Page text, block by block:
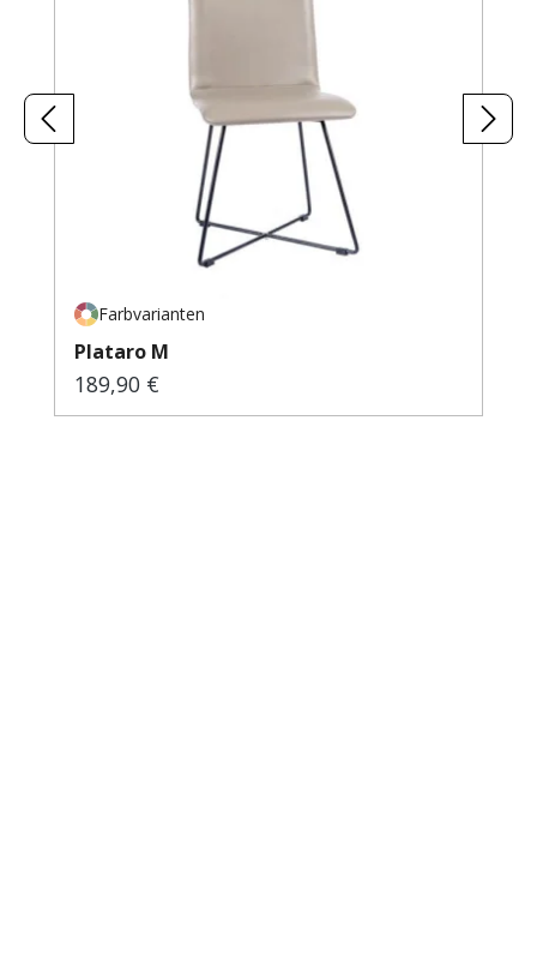
Farbvarianten
Plataro M
Regulärer Preis:
189,90 €